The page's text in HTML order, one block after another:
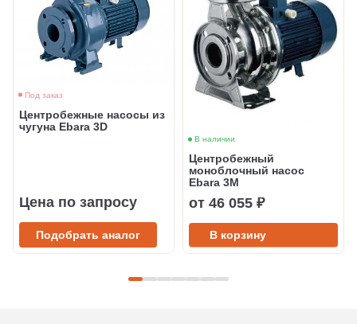
Под заказ
Центробежные насосы из
чугуна Ebara 3D
Цена по запросу
Подобрать аналог
В наличии
Центробежный
моноблочный насос
Ebara 3M
от 46 055 ₽
В корзину